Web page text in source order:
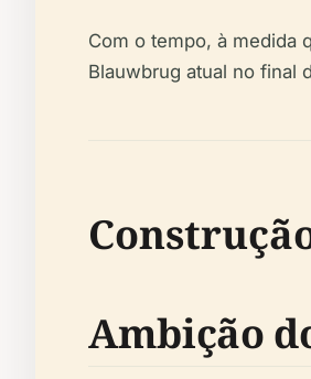
Com o tempo, à medida
Blauwbrug atual no final
Ambição